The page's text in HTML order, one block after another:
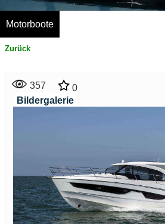
Motorboote
Zurück
357 0
Bildergalerie